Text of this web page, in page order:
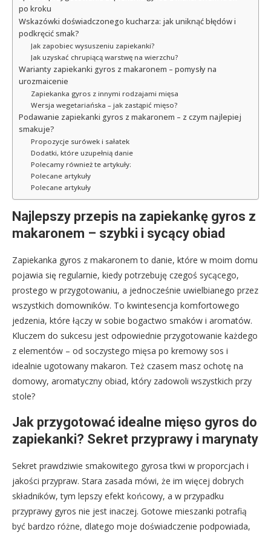
po kroku
Wskazówki doświadczonego kucharza: jak uniknąć błędów i
podkręcić smak?
Jak zapobiec wysuszeniu zapiekanki?
Jak uzyskać chrupiącą warstwę na wierzchu?
Warianty zapiekanki gyros z makaronem – pomysły na
urozmaicenie
Zapiekanka gyros z innymi rodzajami mięsa
Wersja wegetariańska – jak zastąpić mięso?
Podawanie zapiekanki gyros z makaronem – z czym najlepiej
smakuje?
Propozycje surówek i sałatek
Dodatki, które uzupełnią danie
Polecamy również te artykuły:
Polecane artykuły
Polecane artykuły
Najlepszy przepis na zapiekankę gyros z
makaronem – szybki i sycący obiad
Zapiekanka gyros z makaronem to danie, które w moim domu
pojawia się regularnie, kiedy potrzebuję czegoś sycącego,
prostego w przygotowaniu, a jednocześnie uwielbianego przez
wszystkich domowników. To kwintesencja komfortowego
jedzenia, które łączy w sobie bogactwo smaków i aromatów.
Kluczem do sukcesu jest odpowiednie przygotowanie każdego
z elementów – od soczystego mięsa po kremowy sos i
idealnie ugotowany makaron. Też czasem masz ochotę na
domowy, aromatyczny obiad, który zadowoli wszystkich przy
stole?
Jak przygotować idealne mięso gyros do
zapiekanki? Sekret przyprawy i marynaty
Sekret prawdziwie smakowitego gyrosa tkwi w proporcjach i
jakości przypraw. Stara zasada mówi, że im więcej dobrych
składników, tym lepszy efekt końcowy, a w przypadku
przyprawy gyros nie jest inaczej. Gotowe mieszanki potrafią
być bardzo różne, dlatego moje doświadczenie podpowiada,